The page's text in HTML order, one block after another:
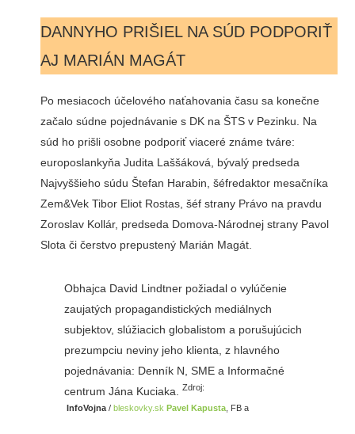
DANNYHO PRIŠIEL NA SÚD PODPORIŤ
AJ MARIÁN MAGÁT
Po mesiacoch účelového naťahovania času sa konečne
začalo súdne pojednávanie s DK na ŠTS v Pezinku. Na
súd ho prišli osobne podporiť viaceré známe tváre:
europoslankyňa Judita Laššáková, bývalý predseda
Najvyššieho súdu Štefan Harabin, šéfredaktor mesačníka
Zem&Vek Tibor Eliot Rostas, šéf strany Právo na pravdu
Zoroslav Kollár, predseda Domova-Národnej strany Pavol
Slota či čerstvo prepustený Marián Magát.
Obhajca David Lindtner požiadal o vylúčenie
zaujatých propagandistických mediálnych
subjektov, slúžiacich globalistom a porušujúcich
prezumpciu neviny jeho klienta, z hlavného
pojednávania: Denník N, SME a Informačné
centrum Jána Kuciaka.
Zdroj:
InfoVojna/ bleskovky.sk Pavel Kapusta, FB a